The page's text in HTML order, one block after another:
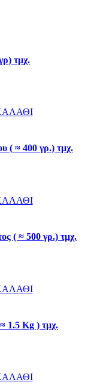
τμχ.
( ≈ 400 γρ.) τμχ.
( ≈ 500 γρ.) τμχ.
1.5 Kg ) τμχ.